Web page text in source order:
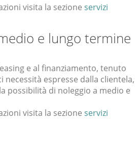
visita la sezione servizi
e lungo termine
e al finanziamento, tenuto
necessità espresse dalla clientela,
possibilità di noleggio a medio e
visita la sezione servizi